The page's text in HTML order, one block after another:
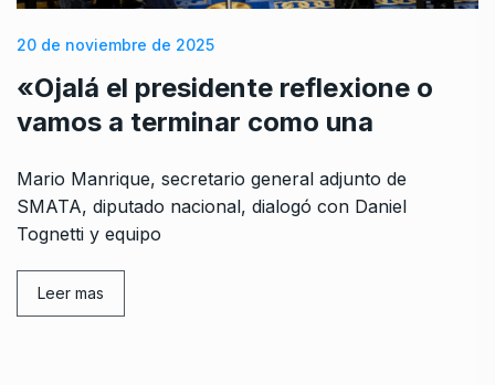
20 de noviembre de 2025
«Ojalá el presidente reflexione o
vamos a terminar como una
Mario Manrique, secretario general adjunto de
SMATA, diputado nacional, dialogó con Daniel
Tognetti y equipo
Leer mas